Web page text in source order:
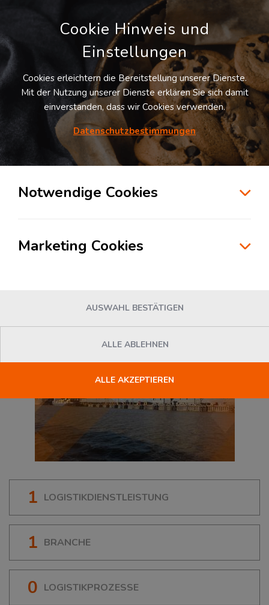
Möchten Sie diesen Suchauftrag
speichern und automatisch über neue
Standorte informiert werden?
Exportabwicklung in der Branche
Konsumgüterindustrie in Wesel
1 LOGISTIKDIENSTLEISTUNG
1 BRANCHE
0 LOGISTIKPROZESSE
Cookie Hinweis und
Einstellungen
Cookies erleichtern die Bereitstellung unserer Dienste.
Mit der Nutzung unserer Dienste erklären Sie sich damit
einverstanden, dass wir Cookies verwenden.
Datenschutzbestimmungen
Notwendige Cookies
Marketing Cookies
AUSWAHL BESTÄTIGEN
ALLE ABLEHNEN
ALLE AKZEPTIEREN